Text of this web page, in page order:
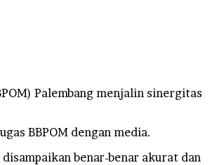
Palembang menjalin sinergitas
BBPOM dengan media.
benar-benar akurat dan